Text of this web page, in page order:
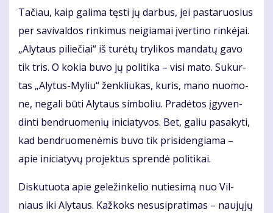
Ta­čiau, kaip ga­li­ma tęs­ti jų dar­bus, jei pas­ta­ruo­sius
per sa­vi­val­dos rin­ki­mus ne­igia­mai įver­ti­no rin­kė­jai.
„Aly­taus pi­lie­čiai“ iš tu­rė­tų try­li­kos man­da­tų ga­vo
tik tris. O ko­kia bu­vo jų po­li­ti­ka – vi­si ma­to. Su­kur­
tas „Aly­tus-My­liu“ žen­kliu­kas, ku­ris, ma­no nuo­mo­
ne, ne­ga­li bū­ti Aly­taus sim­bo­liu. Pra­dė­tos įgy­ven­
din­ti ben­druo­me­nių ini­cia­ty­vos. Bet, ga­liu pa­sa­ky­ti,
kad ben­druo­me­nė­mis bu­vo tik pri­si­den­gia­ma –
apie ini­cia­ty­vų pro­jek­tus spren­dė po­li­ti­kai.
Dis­ku­tuo­ta apie ge­le­žin­ke­lio nu­tie­si­mą nuo Vil­
niaus iki Aly­taus. Kaž­koks nesu­si­pra­ti­mas – nau­jų­jų